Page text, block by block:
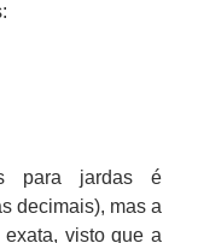
para jardas é
decimais), mas a
visto que a